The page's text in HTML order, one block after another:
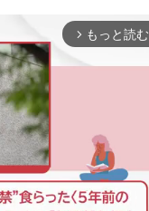
arrow_forward_ios もっと読む